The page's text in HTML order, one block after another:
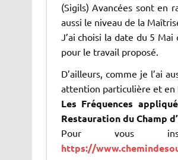
(Sigils) Avancées sont en
aussi le niveau de la
J’ai choisi la date du 5
pour le travail proposé.
D’ailleurs, comme je l’ai
attention particulière et en
Les Fréquences
Restauration du Champ
Pour vous
https://